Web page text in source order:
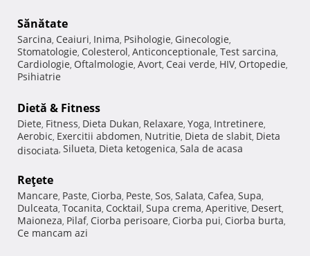
Sănătate
Sarcina, Ceaiuri, Inima, Psihologie, Ginecologie,
Stomatologie, Colesterol, Anticonceptionale, Test sarcina,
Cardiologie, Oftalmologie, Avort, Ceai verde, HIV, Ortopedie,
Psihiatrie
Dietă & Fitness
Diete, Fitness, Dieta Dukan, Relaxare, Yoga, Intretinere,
Aerobic, Exercitii abdomen, Nutritie, Dieta de slabit, Dieta
disociata, Silueta, Dieta ketogenica, Sala de acasa
Reţete
Mancare, Paste, Ciorba, Peste, Sos, Salata, Cafea, Supa,
Dulceata, Tocanita, Cocktail, Supa crema, Aperitive, Desert,
Maioneza, Pilaf, Ciorba perisoare, Ciorba pui, Ciorba burta,
Ce mancam azi